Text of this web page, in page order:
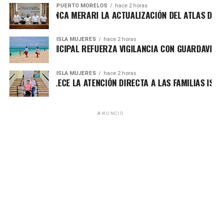
PUERTO MORELOS hace 2 horas
BLANCA MERARI LA ACTUALIZACIÓN DEL ATLAS DE
ISLA MUJERES hace 2 horas
MUNICIPAL REFUERZA VIGILANCIA CON GUARDAVIDAS
ISLA MUJERES hace 2 horas
FORTALECE LA ATENCIÓN DIRECTA A LAS FAMILIAS
ANUNCIO